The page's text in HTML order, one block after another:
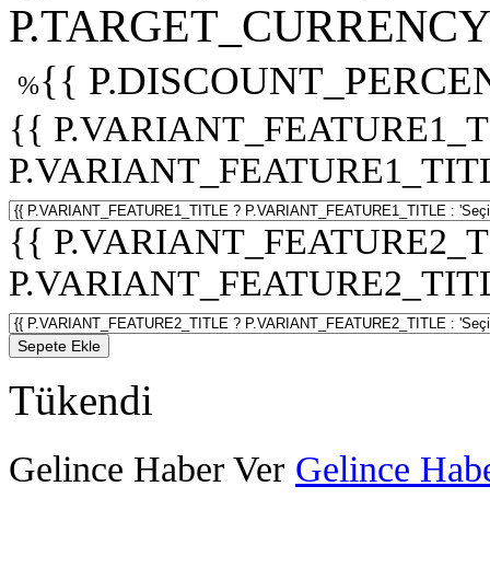
%{{
{{
{{
Sepete Ekle
Tükendi
Gelince Haber Ver Gelince